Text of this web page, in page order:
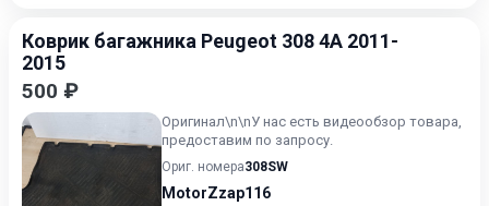
Коврик багажника Peugeot 308 4A 2011-
2015
500 ₽
Оригинал\n\nУ нас есть видеообзор товара,
предоставим по запросу.
Ориг. номера308SW
MotorZzap116